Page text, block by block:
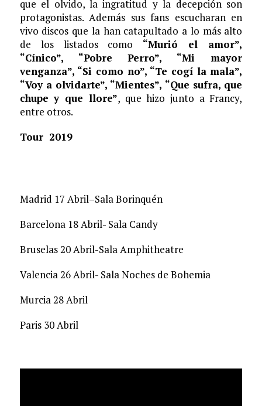
que el olvido, la ingratitud y la decepción son
protagonistas. Además sus fans escucharan en
vivo discos que la han catapultado a lo más alto
de los listados como “Murió el amor”,
“Cínico”, “Pobre Perro”, “Mi mayor
venganza”, “Si como no”, “Te cogí la mala”,
“Voy a olvidarte”, “Mientes”, “Que sufra, que
chupe y que llore”, que hizo junto a Francy,
entre otros.
Tour 2019
Madrid 17 Abril–Sala Borinquén
Barcelona 18 Abril- Sala Candy
Bruselas 20 Abril-Sala Amphitheatre
Valencia 26 Abril- Sala Noches de Bohemia
Murcia 28 Abril
Paris 30 Abril